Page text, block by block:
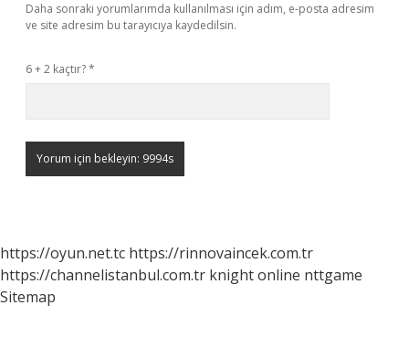
Daha sonraki yorumlarımda kullanılması için adım, e-posta adresim
ve site adresim bu tarayıcıya kaydedilsin.
6 + 2 kaçtır?*
https://oyun.net.tc https://rinnovaincek.com.tr
https://channelistanbul.com.tr knight online nttgame
Sitemap